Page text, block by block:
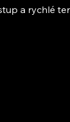
a rychlé